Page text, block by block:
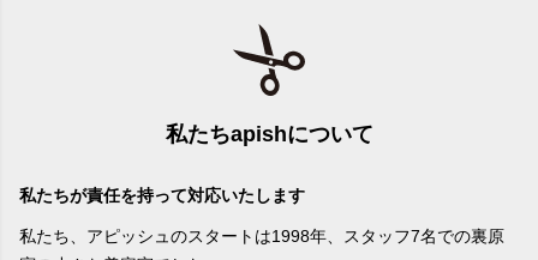
私たちapishについて
私たちが責任を持って対応いたします
私たち、アピッシュのスタートは1998年、スタッフ7名での裏原